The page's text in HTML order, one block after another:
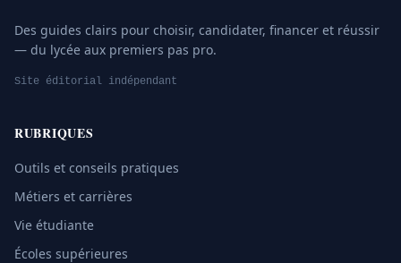
Des guides clairs pour choisir, candidater, financer et réussir
— du lycée aux premiers pas pro.
Site éditorial indépendant
RUBRIQUES
Outils et conseils pratiques
Métiers et carrières
Vie étudiante
Écoles supérieures